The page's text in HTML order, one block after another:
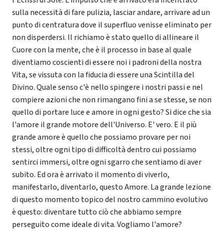
sulla necessità di fare pulizia, lasciar andare, arrivare ad un
punto di centratura dove il superfluo venisse eliminato per
non disperdersi. Il richiamo è stato quello di allineare il
Cuore con la mente, che è il processo in base al quale
diventiamo coscienti di essere noi i padroni della nostra
Vita, se vissuta con la fiducia di essere una Scintilla del
Divino. Quale senso c'è nello spingere i nostri passi e nel
compiere azioni che non rimangano fini a se stesse, se non
quello di portare luce e amore in ogni gesto? Si dice che sia
l'amore il grande motore dell'Universo. E' vero. E il più
grande amore è quello che possiamo provare per noi
stessi, oltre ogni tipo di difficoltà dentro cui possiamo
sentirci immersi, oltre ogni sgarro che sentiamo di aver
subito. Ed ora è arrivato il momento di viverlo,
manifestarlo, diventarlo, questo Amore. La grande lezione
di questo momento topico del nostro cammino evolutivo
è questo: diventare tutto ciò che abbiamo sempre
perseguito come ideale di vita. Vogliamo l'amore?